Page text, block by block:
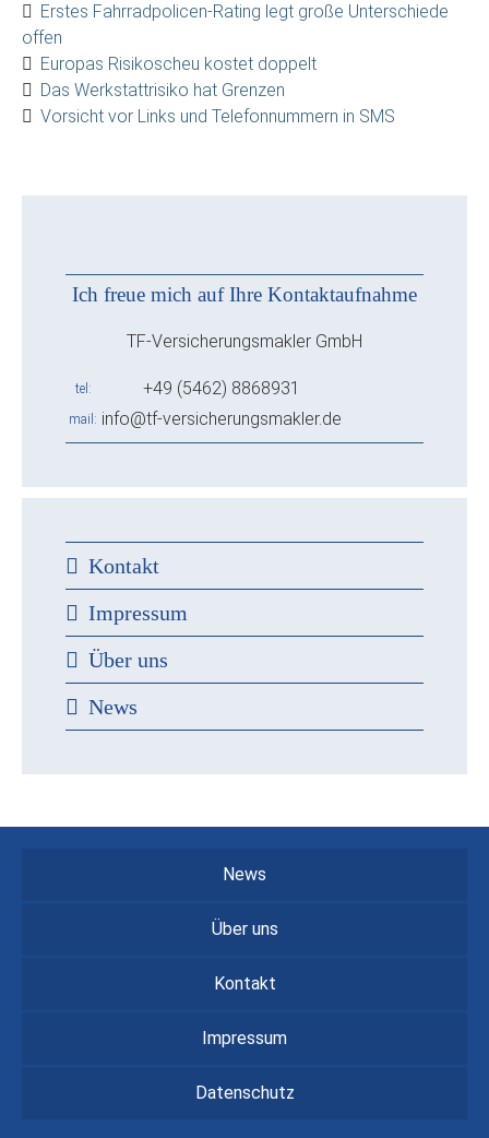
Erstes Fahrradpolicen-Rating legt große Unterschiede
offen
Europas Risikoscheu kostet doppelt
Das Werkstattrisiko hat Grenzen
Vorsicht vor Links und Telefonnummern in SMS
Ich freue mich auf Ihre Kontaktaufnahme
TF-Versicherungsmakler GmbH
tel +49 (5462) 8868931
mail info@tf-versicherungsmakler.de
Kontakt
Impressum
Über uns
News
News
Über uns
Kontakt
Impressum
Datenschutz